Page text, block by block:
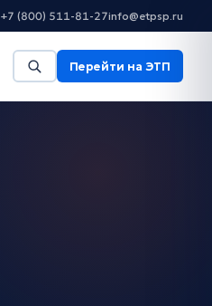
+7 (800) 511-81-27info@etpsp.ru
Перейти на ЭТП